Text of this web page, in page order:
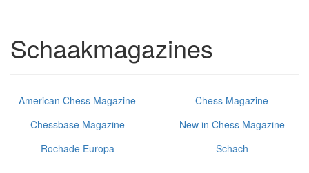
Schaakmagazines
American Chess Magazine
Chess Magazine
Chessbase Magazine
New in Chess Magazine
Rochade Europa
Schach